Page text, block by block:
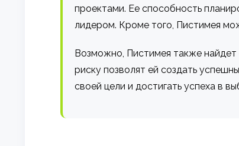
проектами. Ее способность
лидером. Кроме того, Пистимея
Возможно, Пистимея также найдет
риску позволят ей создать
своей цели и достигать успеха в